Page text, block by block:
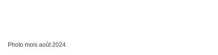
Photo mois août 2024